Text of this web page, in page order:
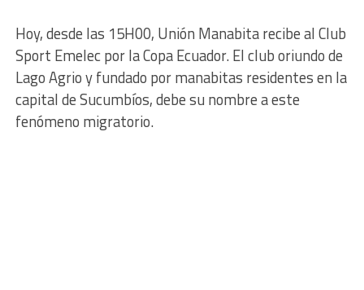
Hoy, desde las 15H00, Unión Manabita recibe al Club
Sport Emelec por la Copa Ecuador. El club oriundo de
Lago Agrio y fundado por manabitas residentes en la
capital de Sucumbíos, debe su nombre a este
fenómeno migratorio.